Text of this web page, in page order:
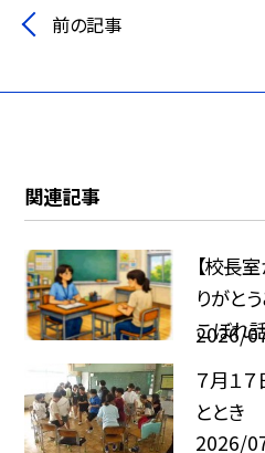
前の記事
関連記事
【校長
りがと
こぼれ
2026/
７月１
ととき
2026/